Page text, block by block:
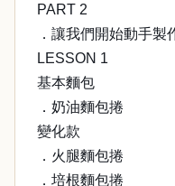
PART 2
．讓我們開始動手製
LESSON 1
基本麵包
．奶油麵包捲
變化款
．火腿麵包捲
．培根麵包捲